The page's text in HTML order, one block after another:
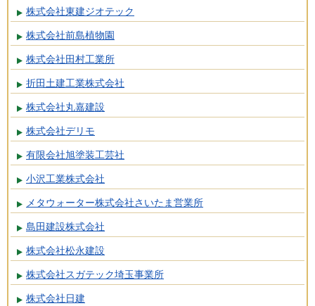
株式会社東建ジオテック
株式会社前島植物園
株式会社田村工業所
折田土建工業株式会社
株式会社丸嘉建設
株式会社デリモ
有限会社旭塗装工芸社
小沢工業株式会社
メタウォーター株式会社さいたま営業所
島田建設株式会社
株式会社松永建設
株式会社スガテック埼玉事業所
株式会社日建